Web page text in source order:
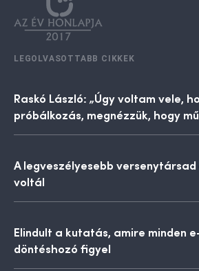
LEGOLVASOTTABB CIKKEK
Raskó László: „Úgy voltam vele,
próbálkozás, megnézzük, hogy
A legveszélyesebb
voltál
Elindult a kutatás, amire minden
döntéshozó figyel